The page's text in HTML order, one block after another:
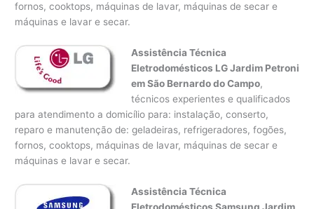
fornos, cooktops, máquinas de lavar, máquinas de secar e
máquinas e lavar e secar.
Assistência Técnica
Eletrodomésticos LG Jardim Petroni
em São Bernardo do Campo,
técnicos experientes e qualificados
para atendimento a domicílio para: instalação, conserto,
reparo e manutenção de: geladeiras, refrigeradores, fogões,
fornos, cooktops, máquinas de lavar, máquinas de secar e
máquinas e lavar e secar.
Assistência Técnica